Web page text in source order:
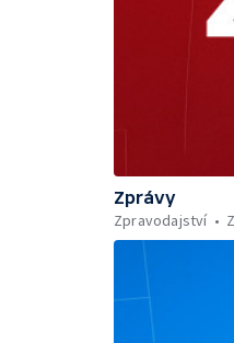
Zprávy
Zpravodajství